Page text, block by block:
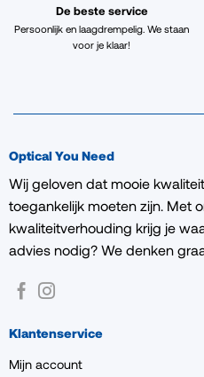
De beste service
Persoonlijk en laagdrempelig. We staan
voor je klaar!
Optical You Need
Wij geloven dat mooie
toegankelijk moeten zijn. Met
kwaliteitverhouding krijg je
advies nodig? We denken
Klantenservice
Mijn account